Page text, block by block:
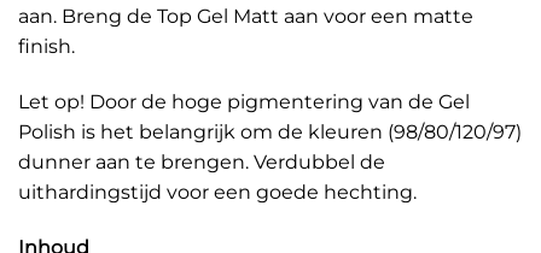
aan. Breng de Top Gel Matt aan voor een matte
finish.
Let op! Door de hoge pigmentering van de Gel
Polish is het belangrijk om de kleuren (98/80/120/97)
dunner aan te brengen. Verdubbel de
uithardingstijd voor een goede hechting.
Inhoud